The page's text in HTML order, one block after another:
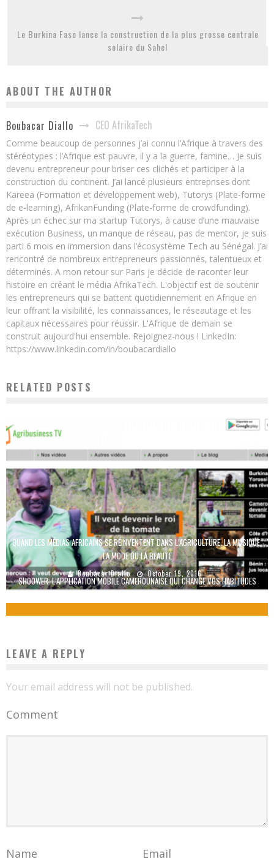
Le Burkina Faso lance la construction de la plus grosse centrale
solaire du Sahel
ABOUT THE AUTHOR
Boubacar Diallo CEO AfrikaTech
Comme beaucoup de personnes j’ai connu l’Afrique à travers des
stéréotypes : l’Afrique est pauvre, il y a la guerre, famine… Je suis
devenu entrepreneur pour briser ces clichés et participer à la
construction du continent. J’ai lancé plusieurs entreprises dont
Kareea (Formation et développement web), Tutorys (Plate-forme
de e-learning), AfrikanFunding (Plate-forme de crowdfunding).
Après un échec sur ma startup Tutorys, à cause d’une mauvaise
exécution Business, un manque de réseau, pas de mentor, je suis
parti 6 mois en immersion dans l’écosystème Tech au Sénégal. J’ai
rencontré de nombreux entrepreneurs passionnés, talentueux et
déterminés. A mon retour sur Paris je décide de raconter leur
histoire en créant le média AfrikaTech. L'objectif est de soutenir
les entrepreneurs qui se battent quotidiennement en Afrique en
leur offrant la visibilité, les connaissances, le réseautage et les
capitaux nécessaires pour réussir. L'Afrique de demain se
construit aujourd'hui ensemble. Rejoignez-nous ! LinkedIn:
https://www.linkedin.com/in/boubacardiallo
RELATED POSTS
QUAND LES MÉDIAS AFRICAINS SE RÉINVENTENT DANS L’AGRICULTURE, LA MUSIQUE,
LA MODE OU LA BEAUTÉ
Boubacar Diallo October 19, 2016
SHOOWER: L’APPLICATION MOBILE CAMEROUNAISE QUI CHANGE VOS HABITUDES
LEAVE A REPLY
Your email address will not be published.
Comment
Name
Email